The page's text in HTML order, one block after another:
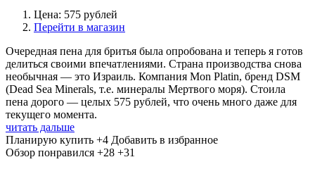
Цена: 575 рублей
Перейти в магазин
Очередная пена для бритья была опробована и теперь я готов
делиться своими впечатлениями. Страна производства снова
необычная — это Израиль. Компания Mon Platin, бренд DSM
(Dead Sea Minerals, т.е. минералы Мертвого моря). Стоила
пена дорого — целых 575 рублей, что очень много даже для
текущего момента.
читать дальше
Планирую купить +4 Добавить в избранное
Обзор понравился +28 +31